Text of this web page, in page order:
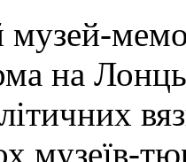
музей-
на
музеїв-